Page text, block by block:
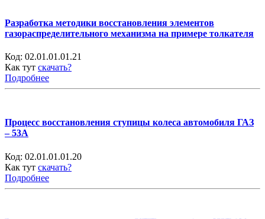
Разработка методики восстановления элементов
газораспределительного механизма на примере толкателя
Код: 02.01.01.01.21
Как тут скачать?
Подробнее
Процесс восстановления ступицы колеса автомобиля ГАЗ
– 53А
Код: 02.01.01.01.20
Как тут скачать?
Подробнее